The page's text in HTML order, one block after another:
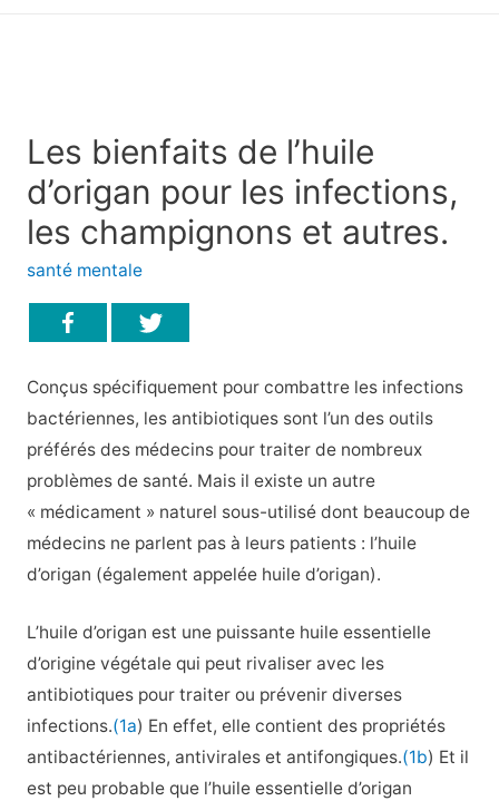
Les bienfaits de l’huile
d’origan pour les infections,
les champignons et autres.
santé mentale
Conçus spécifiquement pour combattre les infections
bactériennes, les antibiotiques sont l’un des outils
préférés des médecins pour traiter de nombreux
problèmes de santé. Mais il existe un autre
« médicament » naturel sous-utilisé dont beaucoup de
médecins ne parlent pas à leurs patients : l’huile
d’origan (également appelée huile d’origan).
L’huile d’origan est une puissante huile essentielle
d’origine végétale qui peut rivaliser avec les
antibiotiques pour traiter ou prévenir diverses
infections.(1a) En effet, elle contient des propriétés
antibactériennes, antivirales et antifongiques.(1b) Et il
est peu probable que l’huile essentielle d’origan